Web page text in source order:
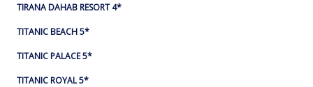
TIRANA DAHAB RESORT 4*
TITANIC BEACH 5*
TITANIC PALACE 5*
TITANIC ROYAL 5*